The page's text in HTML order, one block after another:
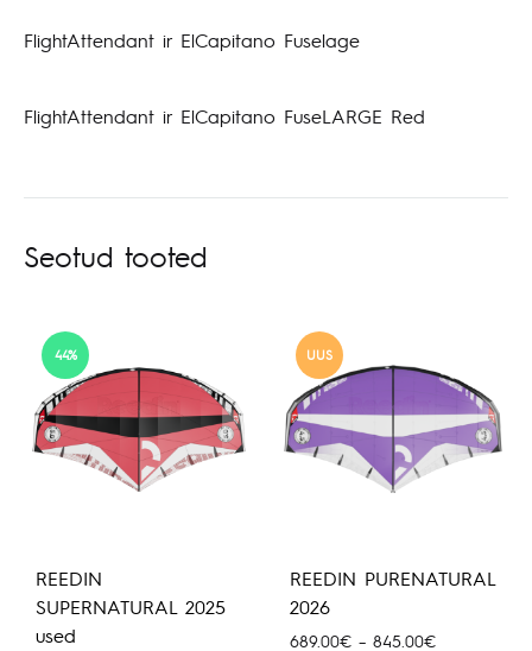
FlightAttendant ir ElCapitano Fuselage
FlightAttendant ir ElCapitano FuseLARGE Red
Seotud tooted
44%
REEDIN
SUPERNATURAL 2025
used
UUS
REEDIN PURENATURAL
2026
689.00€ – 845.00€